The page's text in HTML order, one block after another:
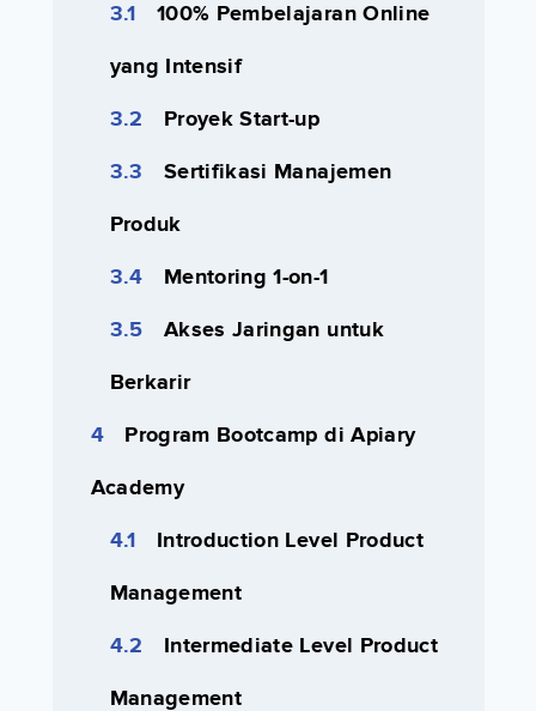
100% Pembelajaran Online
yang Intensif
Proyek Start-up
Sertifikasi Manajemen
Produk
Mentoring 1-on-1
Akses Jaringan untuk
Berkarir
Program Bootcamp di Apiary
Academy
Introduction Level Product
Management
Intermediate Level Product
Management